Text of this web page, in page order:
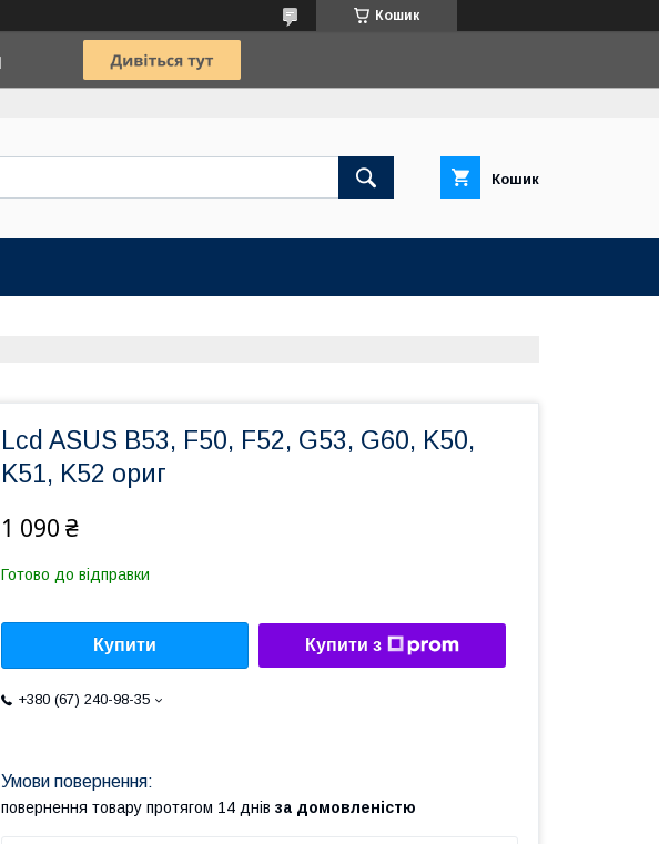
Кошик
Кошик
Lcd ASUS B53, F50, F52, G53, G60, K50,
K51, K52 ориг
1 090 ₴
Готово до відправки
Купити Купити з
+380 (67) 240-98-35
повернення товару протягом 14 днів за домовленістю